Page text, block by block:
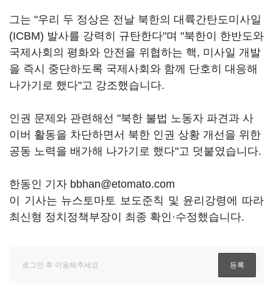
그는 "우리 두 정상은 전날 북한의 대륙간탄도미사일
(ICBM) 발사를 강력히 규탄한다"며 "북한이 한반도와
국제사회의 평화와 안전을 위협하는 핵, 미사일 개발
을 즉시 중단하도록 국제사회와 함께 단호히 대응해
나가기로 했다"고 강조했습니다.
인권 문제와 관련해선 "북한 불법 노동자 파견과 사
이버 활동을 차단하면서 북한 인권 상황 개선을 위한
공동 노력을 배가해 나가기로 했다"고 덧붙였습니다.
한동인 기자 bbhan@etomato.com
이 기사는 뉴스토마토 보도준칙 및 윤리강령에 따라
최신형 정치정책부장이 최종 확인·수정했습니다.